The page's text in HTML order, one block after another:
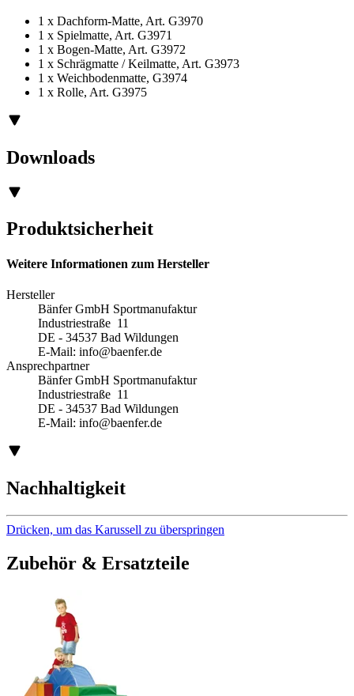
1 x Dachform-Matte, Art. G3970
1 x Spielmatte, Art. G3971
1 x Bogen-Matte, Art. G3972
1 x Schrägmatte / Keilmatte, Art. G3973
1 x Weichbodenmatte, G3974
1 x Rolle, Art. G3975
Downloads
Produktsicherheit
Weitere Informationen zum Hersteller
Hersteller
Bänfer GmbH Sportmanufaktur
Industriestraße 11
DE - 34537 Bad Wildungen
E-Mail: info@baenfer.de
Ansprechpartner
Bänfer GmbH Sportmanufaktur
Industriestraße 11
DE - 34537 Bad Wildungen
E-Mail: info@baenfer.de
Nachhaltigkeit
Drücken, um das Karussell zu überspringen
Zubehör & Ersatzteile